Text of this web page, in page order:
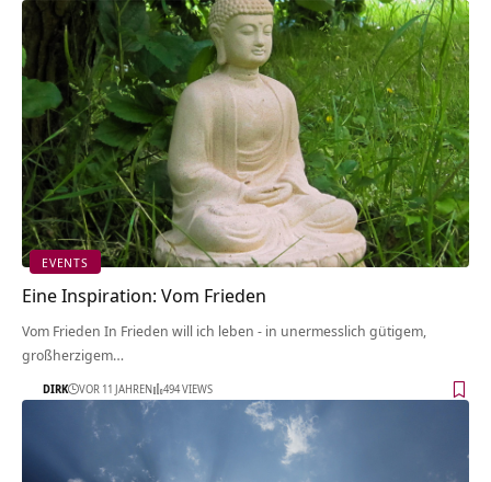
EVENTS
Eine Inspiration: Vom Frieden
Vom Frieden In Frieden will ich leben - in unermesslich gütigem,
großherzigem…
DIRK VOR 11 JAHREN 494 VIEWS